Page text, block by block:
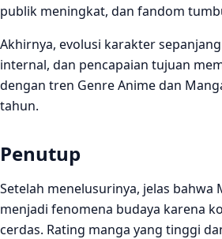
publik meningkat, dan fandom
Akhirnya, evolusi karakter
internal, dan pencapaian tujuan
dengan tren Genre Anime dan
tahun.
Penutup
Setelah menelusurinya, jelas bahwa
menjadi fenomena budaya karena
cerdas. Rating manga yang tinggi